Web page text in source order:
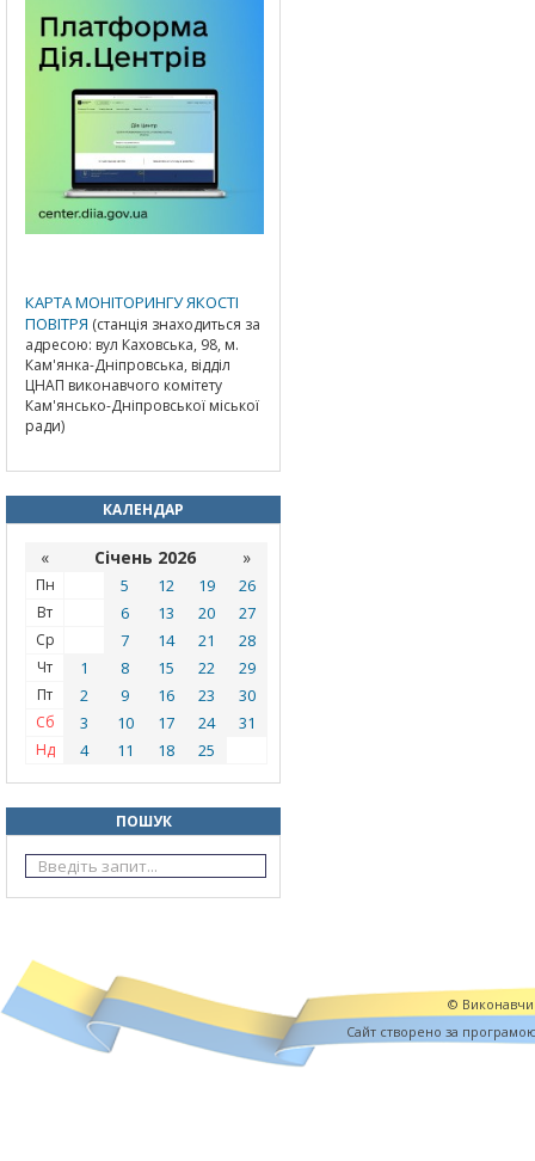
КАРТА МОНІТОРИНГУ ЯКОСТІ
ПОВІТРЯ (станція знаходиться за
адресою: вул Каховська, 98, м.
Кам'янка-Дніпровська, відділ
ЦНАП виконавчого комітету
Кам'янсько-Дніпровської міської
ради)
КАЛЕНДАР
« Січень 2026 »
Пн 5 12 19 26
Вт 6 13 20 27
Ср 7 14 21 28
Чт 1 8 15 22 29
Пт 2 9 16 23 30
Сб 3 10 17 24 31
Нд 4 11 18 25
ПОШУК
©
Cайт створено за